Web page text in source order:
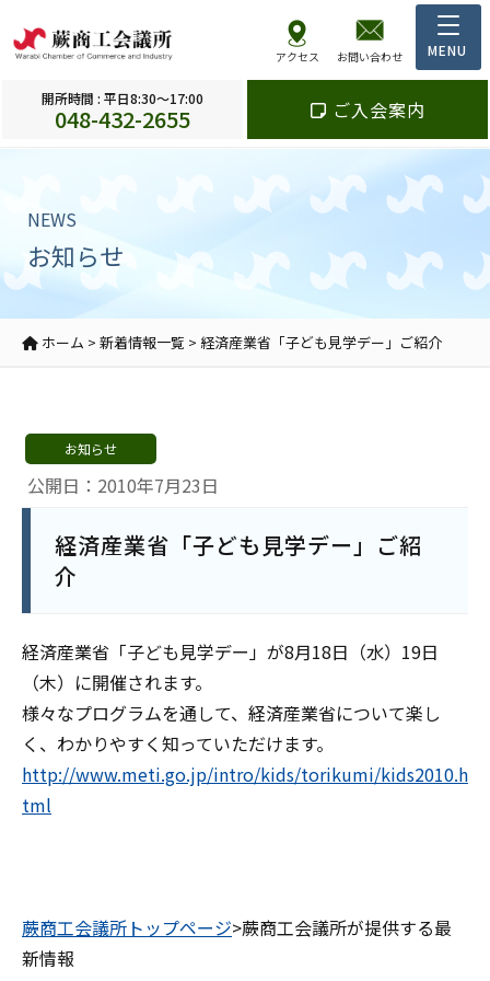
アクセス お問い合わせ
開所時間 : 平日8:30～17:00
048-432-2655 ご入会案内
NEWS
お知らせ
ホーム > 新着情報一覧 > 経済産業省「子ども見学デー」ご紹介
公開日：2010年7月23日
お知らせ
経済産業省「子ども見学デー」ご紹
介
経済産業省「子ども見学デー」が8月18日（水）19日
（木）に開催されます。
様々なプログラムを通して、経済産業省について楽し
く、わかりやすく知っていただけます。
http://www.meti.go.jp/intro/kids/torikumi/kids2010.h
tml
蕨商工会議所トップページ>蕨商工会議所が提供する最
新情報